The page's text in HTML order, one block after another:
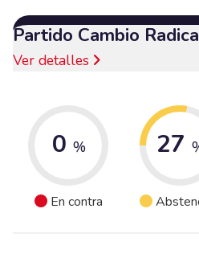
Partido Cambio
Ver detalles
0 %
En contra
27